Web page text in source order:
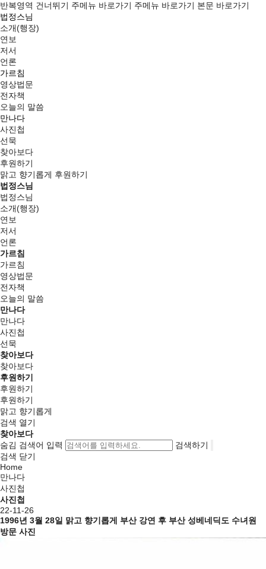
반복영역 건너뛰기 주메뉴 바로가기 주메뉴 바로가기 본문 바로가기
법정스님
소개(행장)
연보
저서
언론
가르침
영상법문
전자책
오늘의 말씀
만나다
사진첩
선묵
찾아보다
후원하기
맑고 향기롭게 후원하기
법정스님
법정스님
소개(행장)
연보
저서
언론
가르침
가르침
영상법문
전자책
오늘의 말씀
만나다
만나다
사진첩
선묵
찾아보다
찾아보다
후원하기
후원하기
후원하기
맑고 향기롭게
검색 열기
찾아보다
숨김 검색어 입력
검색하기
검색 닫기
Home
만나다
사진첩
사진첩
22-11-26
1996년 3월 28일 맑고 향기롭게 부산 강연 후 부산 성베네딕도 수녀원
방문 사진